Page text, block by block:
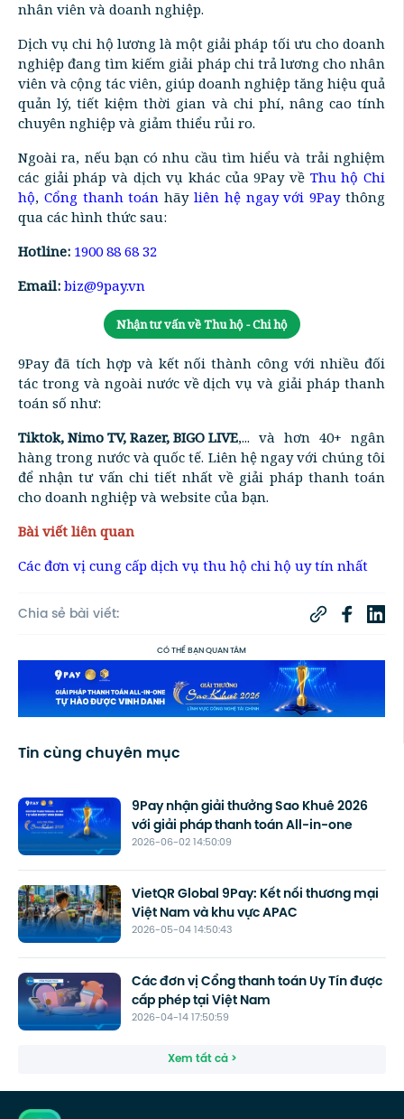
nhân viên và doanh nghiệp.
Dịch vụ chi hộ lương là một giải pháp tối ưu cho doanh
nghiệp đang tìm kiếm giải pháp chi trả lương cho nhân
viên và cộng tác viên, giúp doanh nghiệp tăng hiệu quả
quản lý, tiết kiệm thời gian và chi phí, nâng cao tính
chuyên nghiệp và giảm thiểu rủi ro.
Ngoài ra, nếu bạn có nhu cầu tìm hiểu và trải nghiệm
các giải pháp và dịch vụ khác của 9Pay về Thu hộ Chi
hộ, Cổng thanh toán hãyliên hệ ngay với 9Paythông
qua các hình thức sau:
Hotline: 1900 88 68 32
Email: biz@9pay.vn
Nhận tư vấn về Thu hộ - Chi hộ
9Pay đã tích hợp và kết nối thành công với nhiều đối
tác trong và ngoài nước về dịch vụ và giải pháp thanh
toán số như:
Tiktok, Nimo TV, Razer, BIGO LIVE,... và hơn 40+ ngân
hàng trong nước và quốc tế. Liên hệ ngay với chúng tôi
để nhận tư vấn chi tiết nhất về giải pháp thanh toán
cho doanh nghiệp và website của bạn.
Bài viết liên quan
Các đơn vị cung cấp dịch vụ thu hộ chi hộ uy tín nhất
Chia sẻ bài viết:
CÓ THỂ BẠN QUAN TÂM
Tin cùng chuyên mục
2026-06-02 14:50:09
9Pay nhận giải thưởng Sao Khuê 2026
với giải pháp thanh toán All-in-one
2026-05-04 14:50:43
VietQR Global 9Pay: Kết nối thương mại
Việt Nam và khu vực APAC
2026-04-14 17:50:59
Các đơn vị Cổng thanh toán Uy Tín được
cấp phép tại Việt Nam
Xem tất cả >